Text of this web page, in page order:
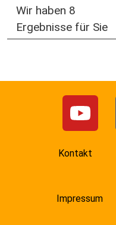
Wir haben 8
Ergebnisse für Sie
Kontakt
Impressum